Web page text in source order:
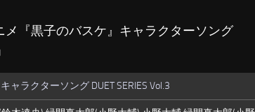
『黒子のバスケ』キャラクターソング
ャラクターソング DUET SERIES Vol.3